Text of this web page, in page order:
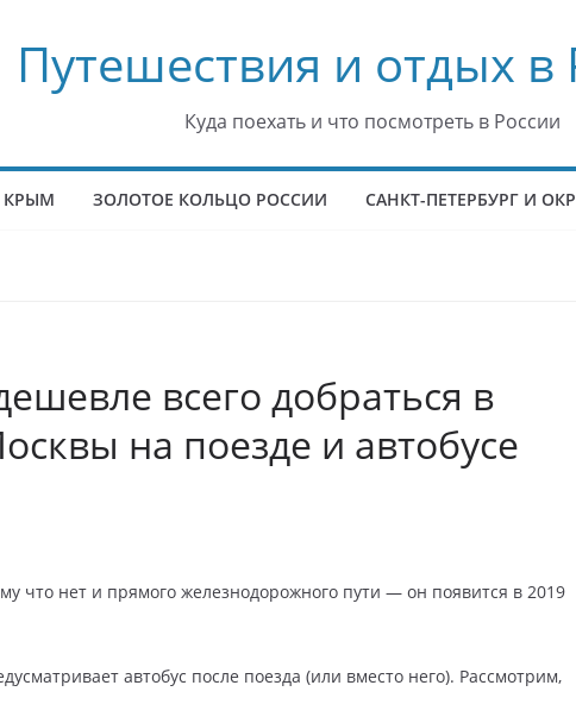
Путешествия и отдых в
Куда поехать и что посмотреть в России
КРЫМ ЗОЛОТОЕ КОЛЬЦО РОССИИ САНКТ-ПЕТЕРБУРГ И
всего добраться в
на поезде и автобусе
что нет и прямого железнодорожного пути — он появится в 2019
автобус после поезда (или вместо него). Рассмотрим,